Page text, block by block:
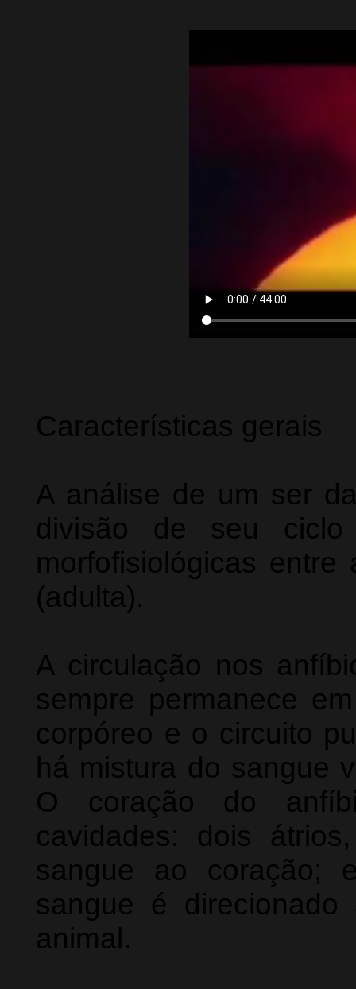
Características gerais
A análise de um ser
divisão de seu
morfofisiológicas
(adulta).
A circulação nos
sempre permanece
corpóreo e o circuito
há mistura do sangue
O coração do
cavidades: dois
sangue ao coração;
sangue é
animal.